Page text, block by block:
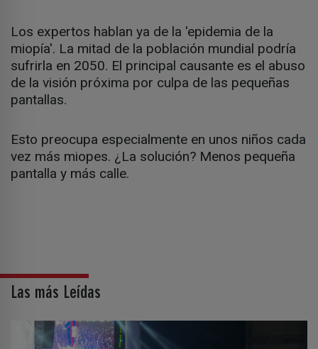
Los expertos hablan ya de la 'epidemia de la
miopía'. La mitad de la población mundial podría
sufrirla en 2050. El principal causante es el abuso
de la visión próxima por culpa de las pequeñas
pantallas.
Esto preocupa especialmente en unos niños cada
vez más miopes. ¿La solución? Menos pequeña
pantalla y más calle.
Las más Leídas